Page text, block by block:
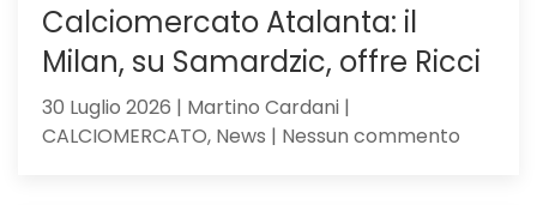
Calciomercato Atalanta: il
Milan, su Samardzic, offre Ricci
30 Luglio 2026 | Martino Cardani |
CALCIOMERCATO, News | Nessun commento